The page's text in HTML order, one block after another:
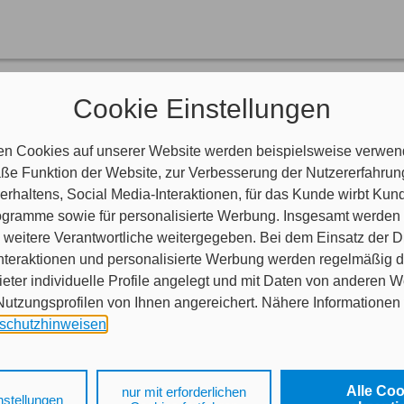
Cookie Einstellungen
Cookies auf unserer Website werden beispielsweise
Funktion der Website, zur Verbesserung der
Social Media-Interaktionen, für das Kunde wirbt
sowie für personalisierte Werbung. Insgesamt werden
Verantwortliche weitergegeben. Bei dem Einsatz der
und personalisierte Werbung werden regelmäßig
individuelle Profile angelegt und mit Daten von anderen
von Ihnen angereichert. Nähere
sowohl der Speicherung der notwendigen
Alle
nur mit erforderlichen
helfen?
Fragen?
Termin bei uns buchen?
Buchungstool.